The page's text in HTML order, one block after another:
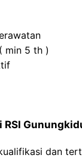
min 5 th )
RSI
dan